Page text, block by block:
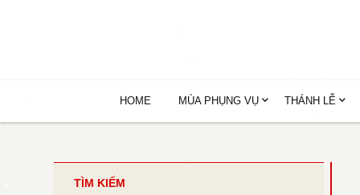
HOME MÙA PHỤNG VỤ THÁNH LỄ
TÌM KIẾM